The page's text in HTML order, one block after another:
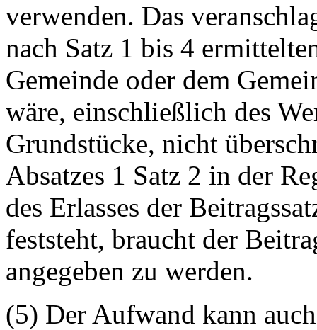
verwenden. Das
nach Satz 1 bis 4
Gemeinde oder dem
wäre, einschließlich des
Grundstücke, nicht
Absatzes 1 Satz 2 in der
des Erlasses der
feststeht, braucht der
angegeben zu werden.
(5) Der Aufwand kann